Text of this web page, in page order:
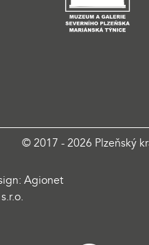
© 2017 - 2026 Plzeňský
Agionet
s.r.o.